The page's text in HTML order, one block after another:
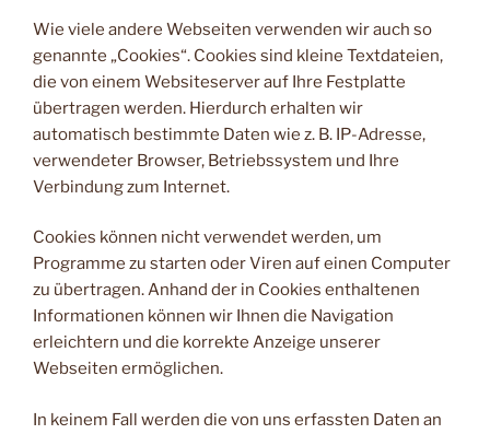
Wie viele andere Webseiten verwenden wir auch so
genannte „Cookies“. Cookies sind kleine Textdateien,
die von einem Websiteserver auf Ihre Festplatte
übertragen werden. Hierdurch erhalten wir
automatisch bestimmte Daten wie z. B. IP-Adresse,
verwendeter Browser, Betriebssystem und Ihre
Verbindung zum Internet.
Cookies können nicht verwendet werden, um
Programme zu starten oder Viren auf einen Computer
zu übertragen. Anhand der in Cookies enthaltenen
Informationen können wir Ihnen die Navigation
erleichtern und die korrekte Anzeige unserer
Webseiten ermöglichen.
In keinem Fall werden die von uns erfassten Daten an